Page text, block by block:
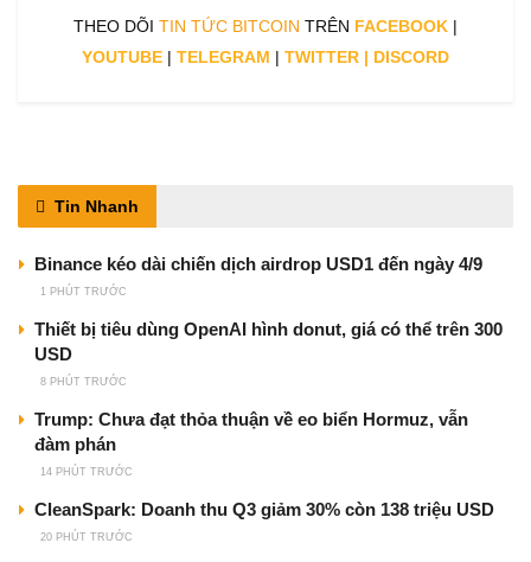
THEO DÕI TIN TỨC BITCOIN TRÊN FACEBOOK |
YOUTUBE | TELEGRAM | TWITTER | DISCORD
Tin Nhanh
Binance kéo dài chiến dịch airdrop USD1 đến ngày 4/9
1 PHÚT TRƯỚC
Thiết bị tiêu dùng OpenAI hình donut, giá có thể trên 300
USD
8 PHÚT TRƯỚC
Trump: Chưa đạt thỏa thuận về eo biển Hormuz, vẫn
đàm phán
14 PHÚT TRƯỚC
CleanSpark: Doanh thu Q3 giảm 30% còn 138 triệu USD
20 PHÚT TRƯỚC